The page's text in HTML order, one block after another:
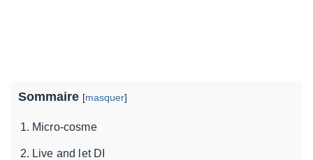
Sommaire [masquer]
Micro-cosme
Live and let DI